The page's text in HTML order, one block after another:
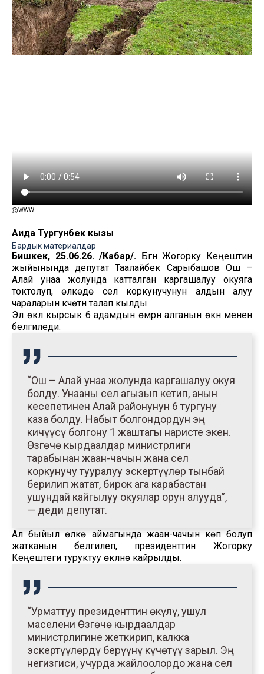
WWW
Аида Тургунбек кызы
Бардык материалдар
Бишкек, 25.06.26. /Кабар/. Бүгүн Жогорку Кеңештин
жыйынында депутат Таалайбек Сарыбашов Ош –
Алай унаа жолунда катталган каргашалуу окуяга
токтолуп, өлкөдө сел коркунучунун алдын алуу
чараларын күчөтүүнү талап кылды.
Эл өкүлү кырсык 6 адамдын өмүрүн алганын өкүнүү менен
белгиледи.
“Ош – Алай унаа жолунда каргашалуу окуя
болду. Унааны сел агызып кетип, анын
кесепетинен Алай районунун 6 тургуну
каза болду. Набыт болгондордун эң
кичүүсү болгону 1 жаштагы наристе экен.
Өзгөчө кырдаалдар министрлиги
тарабынан жаан-чачын жана сел
коркунучу тууралуу эскертүүлөр тынбай
берилип жатат, бирок ага карабастан
ушундай кайгылуу окуялар орун алууда”,
— деди депутат.
Ал быйыл өлкө аймагында жаан-чачын көп болуп
жатканын белгилеп, президенттин Жогорку
Кеңештеги туруктуу өкүлүнө кайрылды.
“Урматтуу президенттин өкүлү, ушул
маселени Өзгөчө кырдаалдар
министрлигине жеткирип, калкка
эскертүүлөрдү берүүнү күчөтүү зарыл. Эң
негизгиси, учурда жайлоолордо жана сел